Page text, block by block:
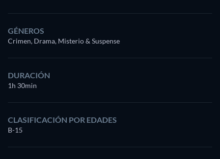
GÉNEROS
Crimen, Drama, Misterio & Suspense
DURACIÓN
1h 30min
CLASIFICACIÓN POR EDADES
B-15